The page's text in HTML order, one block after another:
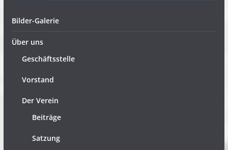
Bilder-Galerie
Über uns
Geschäftsstelle
Vorstand
Der Verein
Beiträge
Satzung